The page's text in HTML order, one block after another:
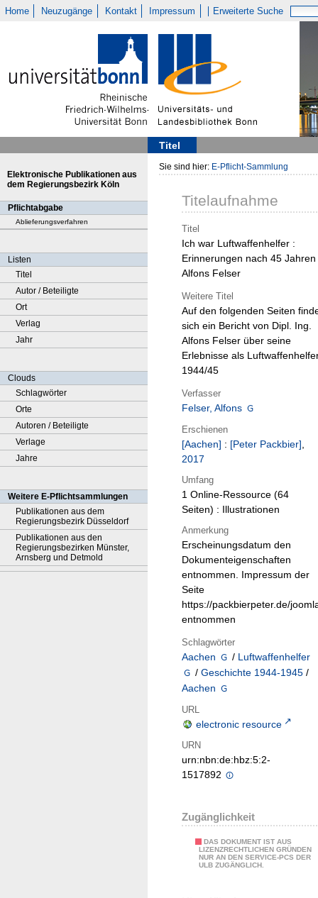
Home Neuzugänge Kontakt Impressum Erweiterte Suche
Titel
Elektronische Publikationen aus
dem Regierungsbezirk Köln
Pflichtabgabe
Ablieferungsverfahren
Listen
Titel
Autor / Beteiligte
Ort
Verlag
Jahr
Clouds
Schlagwörter
Orte
Autoren / Beteiligte
Verlage
Jahre
Weitere E-Pflichtsammlungen
Publikationen aus dem
Regierungsbezirk Düsseldorf
Publikationen aus den
Regierungsbezirken Münster,
Arnsberg und Detmold
Sie sind hier: E-Pflicht-Sammlung
Titelaufnahme
Titel
Ich war Luftwaffenhelfer :
Erinnerungen nach 45 Jahren
Alfons Felser
Weitere Titel
Auf den folgenden Seiten
sich ein Bericht von Dipl. Ing.
Alfons Felser über seine
Erlebnisse als
1944/45
Verfasser
Felser, Alfons
Erschienen
[Aachen] : [Peter Packbier],
2017
Umfang
1 Online-Ressource (64
Seiten) : Illustrationen
Anmerkung
Erscheinungsdatum den
Dokumenteigenschaften
entnommen. Impressum der
Seite
https://packbierpeter.de/
entnommen
Schlagwörter
Aachen / Luftwaffenhelfer
/ Geschichte 1944-1945 /
Aachen
URL
electronic resource
URN
urn:nbn:de:hbz:5:2-
1517892
Zugänglichkeit
DAS DOKUMENT IST AUS
LIZENZRECHTLICHEN GRÜNDEN
NUR AN DEN SERVICE-PCS DER
ULB ZUGÄNGLICH.